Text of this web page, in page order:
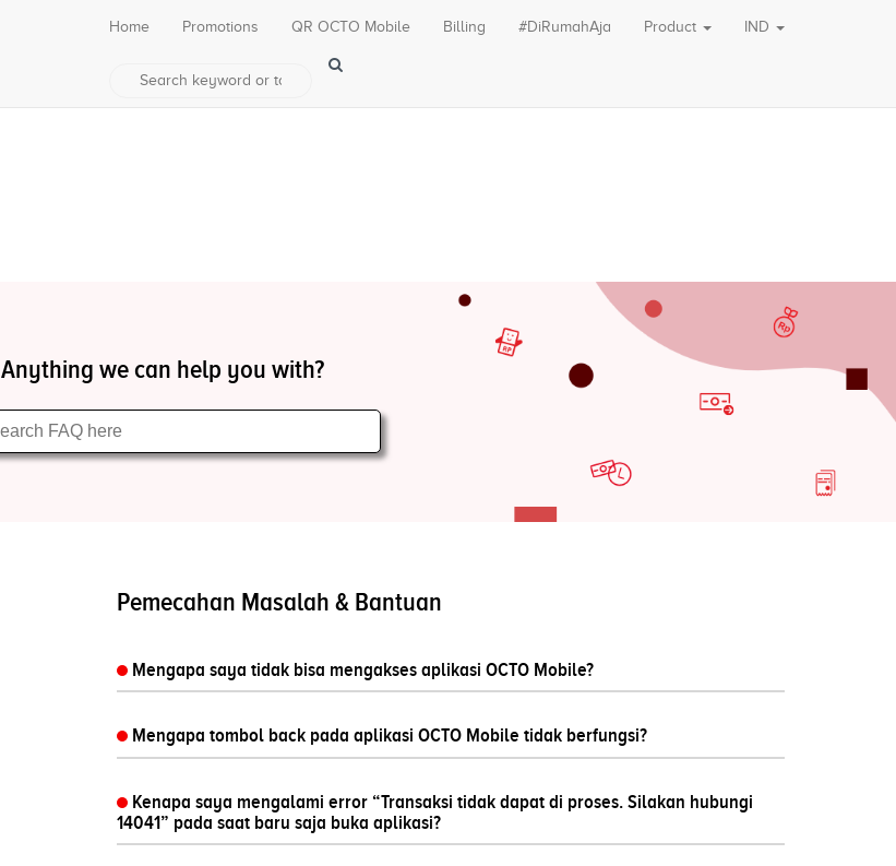
Home Promotions QR OCTO Mobile Billing #DiRumahAja Product IND
Anything we can help you with?
Pemecahan Masalah & Bantuan
Mengapa saya tidak bisa mengakses aplikasi OCTO Mobile?
Mengapa tombol back pada aplikasi OCTO Mobile tidak berfungsi?
Kenapa saya mengalami error “Transaksi tidak dapat di proses. Silakan hubungi
14041” pada saat baru saja buka aplikasi?